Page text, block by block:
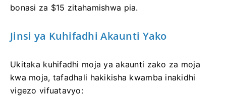
bonasi za $15 zitahamishwa pia.
Jinsi ya Kuhifadhi Akaunti Yako
Ukitaka kuhifadhi moja ya akaunti zako za moja
kwa moja, tafadhali hakikisha kwamba inakidhi
vigezo vifuatavyo: